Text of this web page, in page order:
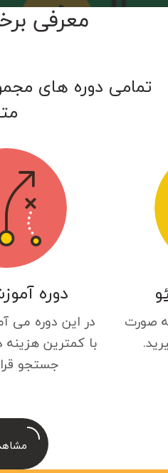
معرفی
تمامی دوره های
صورت
دوره
در این دوره می
با کمترین هزینه
جستجو